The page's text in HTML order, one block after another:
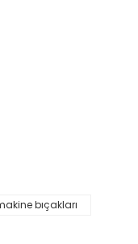
bıçakları